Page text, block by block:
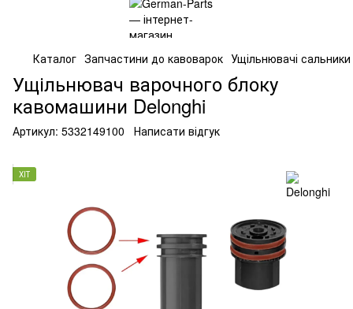
Каталог Запчастини до кавоварок Ущільнювачі
Ущільнювач варочного блоку
кавомашини Delonghi
Артикул: 5332149100 Написати відгук
ХІТ